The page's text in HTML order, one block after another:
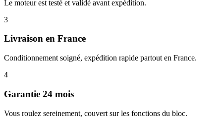
Le moteur est testé et validé avant expédition.
3
Livraison en France
Conditionnement soigné, expédition rapide partout en France.
4
Garantie 24 mois
Vous roulez sereinement, couvert sur les fonctions du bloc.